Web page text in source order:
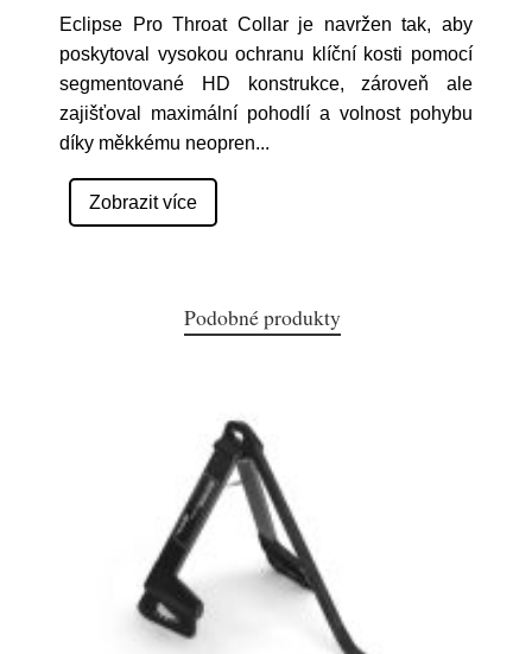
Eclipse Pro Throat Collar je navržen tak, aby
poskytoval vysokou ochranu klíční kosti pomocí
segmentované HD konstrukce, zároveň ale
zajišťoval maximální pohodlí a volnost pohybu
díky měkkému neopren...
Zobrazit více
Podobné produkty